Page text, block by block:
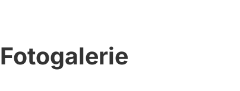
Fotogalerie